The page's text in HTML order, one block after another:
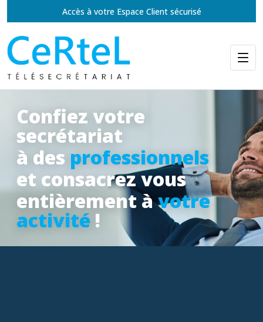
Accès à votre Espace Client sécurisé
Confiez votre
secrétariat
à des professionnels
et consacrez vous
entièrement àvotre
activité !